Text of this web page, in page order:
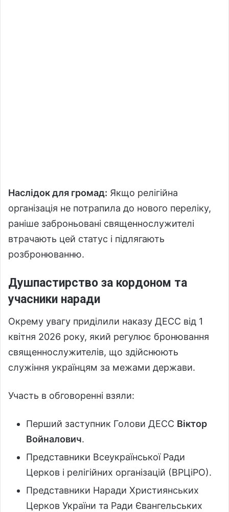
Наслідок для громад: Якщо релігійна
організація не потрапила до нового переліку,
раніше заброньовані священнослужителі
втрачають цей статус і підлягають
розбронюванню.
Душпастирство за кордоном та
учасники наради
Окрему увагу приділили наказу ДЕСС від 1
квітня 2026 року, який регулює бронювання
священнослужителів, що здійснюють
служіння українцям за межами держави.
Участь в обговоренні взяли:
Перший заступник Голови ДЕСС Віктор
Войналович.
Представники Всеукраїнської Ради
Церков і релігійних організацій (ВРЦіРО).
Представники Наради Християнських
Церков України та Ради Євангельських